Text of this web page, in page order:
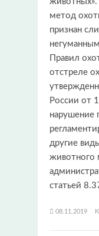
метод
признан
Правил
отстреле
России от
нарушение
другие
животного
статьей
08.11.2019